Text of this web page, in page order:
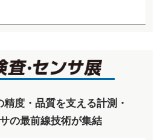
精度・品質を支える計測・
の最前線技術が集結